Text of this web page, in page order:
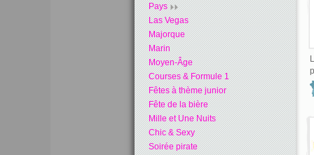
Pays
Las Vegas
Majorque
Marin
Moyen-Âge
Courses & Formule 1
Fêtes à thème junior
Fête de la bière
Mille et Une Nuits
Chic & Sexy
Soirée pirate